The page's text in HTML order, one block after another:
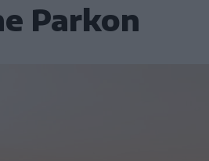
Parkon